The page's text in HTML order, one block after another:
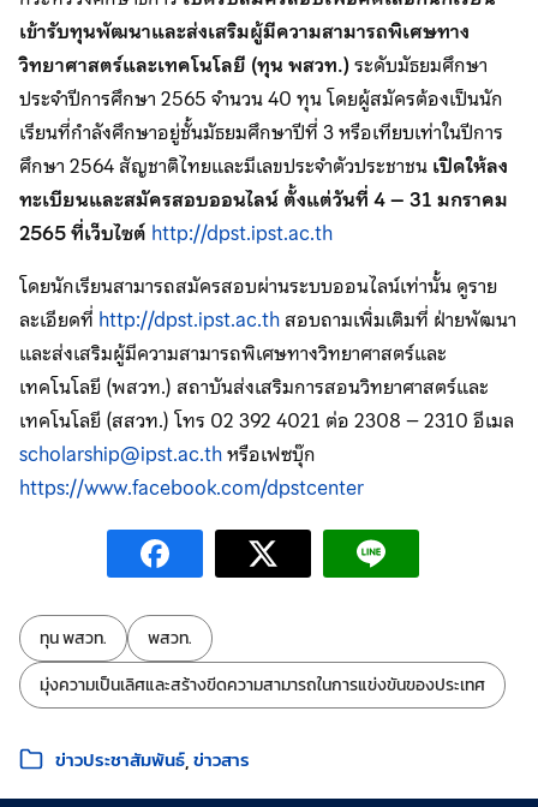
เข้ารับทุนพัฒนาและส่งเสริมผู้มีความสามารถพิเศษทาง
วิทยาศาสตร์และเทคโนโลยี (ทุน พสวท.)ระดับมัธยมศึกษา
ประจําปีการศึกษา 2565 จํานวน 40 ทุน โดยผู้สมัครต้องเป็นนัก
เรียนที่กําลังศึกษาอยู่ชั้นมัธยมศึกษาปีที่ 3 หรือเทียบเท่าในปีการ
ศึกษา 2564 สัญชาติไทยและมีเลขประจําตัวประชาชนเปิดให้ลง
ทะเบียนและสมัครสอบออนไลน์ ตั้งแต่วันที่ 4 – 31 มกราคม
2565 ที่เว็บไซต์ http://dpst.ipst.ac.th
โดยนักเรียนสามารถสมัครสอบผ่านระบบออนไลน์เท่านั้น ดูราย
ละเอียดที่ http://dpst.ipst.ac.thสอบถามเพิ่มเติมที่ ฝ่ายพัฒนา
และส่งเสริมผู้มีความสามารถพิเศษทางวิทยาศาสตร์และ
เทคโนโลยี (พสวท.) สถาบันส่งเสริมการสอนวิทยาศาสตร์และ
เทคโนโลยี (สสวท.) โทร 02 392 4021 ต่อ 2308 – 2310 อีเมล
scholarship@ipst.ac.thหรือเฟซบุ๊ก
https://www.facebook.com/dpstcenter
ป้ายกำกับ:
ทุน พสวท.
พสวท.
มุ่งความเป็นเลิศและสร้างขีดความสามารถในการแข่งขันของประเทศ
หมวดหมู่:
ข่าวประชาสัมพันธ์ ข่าวสาร